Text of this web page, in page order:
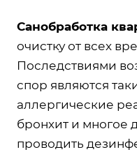
Санобработка
очистку от всех
Последствиями
спор являются
аллергические
бронхит и многое
проводить